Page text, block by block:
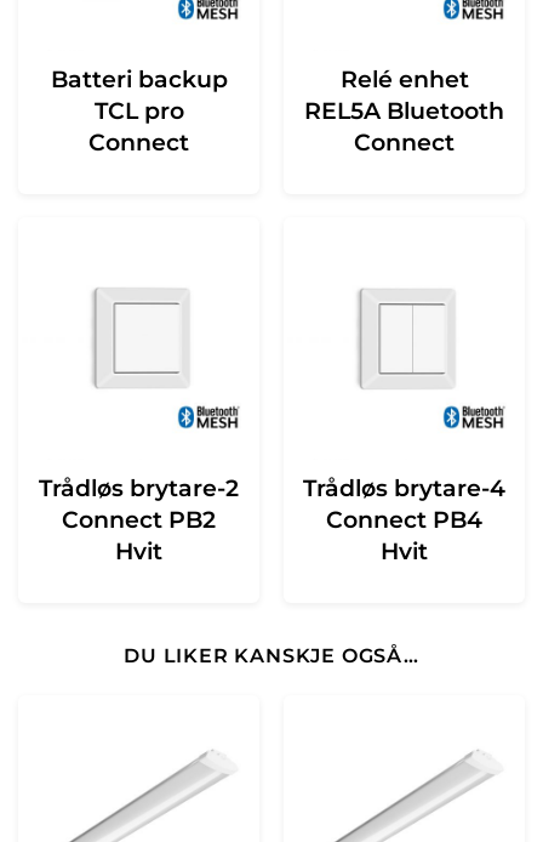
Batteri backup
TCL pro
Connect
Relé enhet
REL5A Bluetooth
Connect
Trådløs brytare-2
Connect PB2
Hvit
Trådløs brytare-4
Connect PB4
Hvit
DU LIKER KANSKJE OGSÅ…